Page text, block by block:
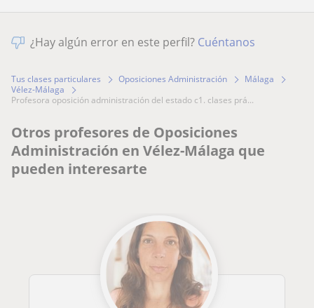
¿Hay algún error en este perfil? Cuéntanos
Tus clases particulares Oposiciones Administración
Málaga
Vélez-Málaga
profesora oposición administración del estado c1. clases prá...
Otros profesores de Oposiciones
Administración en Vélez-Málaga que
pueden interesarte